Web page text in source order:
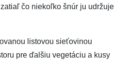
čo niekoľko šnúr ju udržuje
listovou sieťovinou
pre ďalšiu vegetáciu a kusy